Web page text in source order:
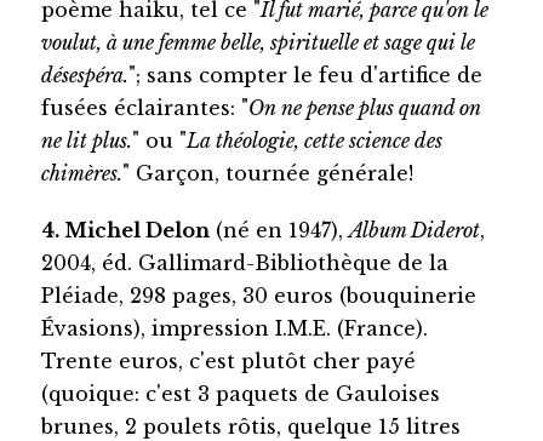
poème haiku, tel ce "Il fut marié, parce qu'on le
voulut, à une femme belle, spirituelle et sage qui le
désespéra."; sans compter le feu d'artifice de
fusées éclairantes: "On ne pense plus quand on
ne lit plus." ou "La théologie, cette science des
chimères." Garçon, tournée générale!
4. Michel Delon (né en 1947),Album Diderot,
2004, éd. Gallimard-Bibliothèque de la
Pléiade, 298 pages, 30 euros (bouquinerie
Évasions), impression I.M.E. (France).
Trente euros, c'est plutôt cher payé
(quoique: c'est 3 paquets de Gauloises
brunes, 2 poulets rôtis, quelque 15 litres